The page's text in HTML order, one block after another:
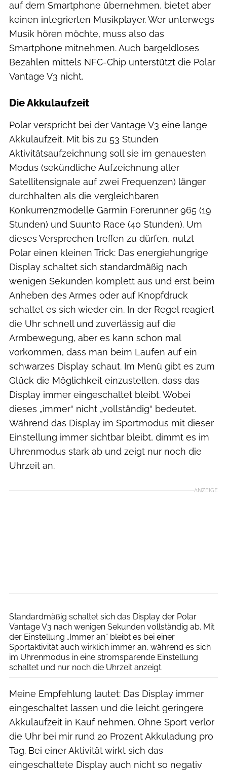
auf dem Smartphone übernehmen, bietet aber
keinen integrierten Musikplayer. Wer unterwegs
Musik hören möchte, muss also das
Smartphone mitnehmen. Auch bargeldloses
Bezahlen mittels NFC-Chip unterstützt die Polar
Vantage V3 nicht.
Die Akkulaufzeit
Polar verspricht bei der Vantage V3 eine lange
Akkulaufzeit. Mit bis zu 53 Stunden
Aktivitätsaufzeichnung soll sie im genauesten
Modus (sekündliche Aufzeichnung aller
Satellitensignale auf zwei Frequenzen) länger
durchhalten als die vergleichbaren
Konkurrenzmodelle Garmin Forerunner 965 (19
Stunden) und Suunto Race (40 Stunden). Um
dieses Versprechen treffen zu dürfen, nutzt
Polar einen kleinen Trick: Das energiehungrige
Display schaltet sich standardmäßig nach
wenigen Sekunden komplett aus und erst beim
Anheben des Armes oder auf Knopfdruck
schaltet es sich wieder ein. In der Regel reagiert
die Uhr schnell und zuverlässig auf die
Armbewegung, aber es kann schon mal
vorkommen, dass man beim Laufen auf ein
schwarzes Display schaut. Im Menü gibt es zum
Glück die Möglichkeit einzustellen, dass das
Display immer eingeschaltet bleibt. Wobei
dieses „immer“ nicht „vollständig“ bedeutet.
Während das Display im Sportmodus mit dieser
Einstellung immer sichtbar bleibt, dimmt es im
Uhrenmodus stark ab und zeigt nur noch die
Uhrzeit an.
ANZEIGE
Standardmäßig schaltet sich das Display der Polar
Vantage V3 nach wenigen Sekunden vollständig ab. Mit
der Einstellung „Immer an“ bleibt es bei einer
Sportaktivität auch wirklich immer an, während es sich
im Uhrenmodus in eine stromsparende Einstellung
schaltet und nur noch die Uhrzeit anzeigt.
Meine Empfehlung lautet: Das Display immer
eingeschaltet lassen und die leicht geringere
Akkulaufzeit in Kauf nehmen. Ohne Sport verlor
die Uhr bei mir rund 20 Prozent Akkuladung pro
Tag. Bei einer Aktivität wirkt sich das
eingeschaltete Display auch nicht so negativ